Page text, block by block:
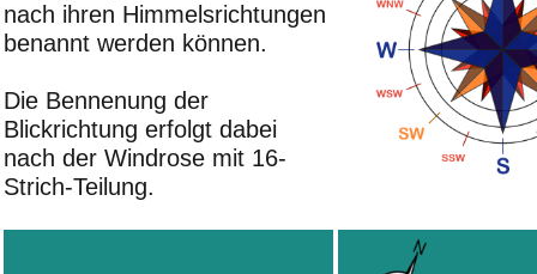
nach ihren Himmelsrichtungen
benannt werden können.
Die Bennenung der
Blickrichtung erfolgt dabei
nach der Windrose mit 16-
Strich-Teilung.